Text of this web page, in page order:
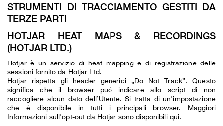
STRUMENTI DI TRACCIAMENTO GESTITI DA
TERZE PARTI
HOTJAR HEAT MAPS & RECORDINGS
(HOTJAR LTD.)
Hotjar è un servizio di heat mapping e di registrazione delle
sessioni fornito da Hotjar Ltd.
Hotjar rispetta gli header generici „Do Not Track”. Questo
significa che il browser può indicare allo script di non
raccogliere alcun dato dell’Utente. Si tratta di un'impostazione
che è disponibile in tutti i principali browser. Maggiori
Informazioni sull'opt-out da Hotjar sono disponibili qui.